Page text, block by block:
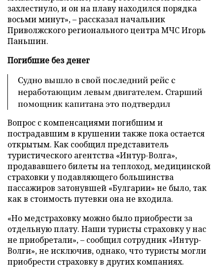
захлестнуло, и он на плаву находился порядка
восьми минут», – рассказал начальник
Приволжского регионального центра МЧС Игорь
Паньшин.
Погибшие без денег
Судно вышло в свой последний рейс с
неработающим левым двигателем. Старший
помощник капитана это подтвердил
Вопрос с компенсациями погибшим и
пострадавшим в крушении также пока остается
открытым. Как сообщил представитель
туристического агентства «Интур-Волга»,
продававшего билеты на теплоход, медицинской
страховки у подавляющего большинства
пассажиров затонувшей «Булгарии» не было, так
как в стоимость путевки она не входила.
«Но медстраховку можно было приобрести за
отдельную плату. Наши туристы страховку у нас
не приобретали», – сообщил сотрудник «Интур-
Волги», не исключив, однако, что туристы могли
приобрести страховку в других компаниях.